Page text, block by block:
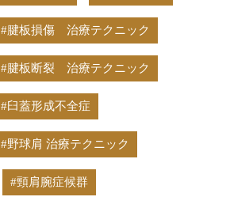
#腱板損傷 治療テクニック
#腱板断裂 治療テクニック
#臼蓋形成不全症
#野球肩 治療テクニック
#頸肩腕症候群